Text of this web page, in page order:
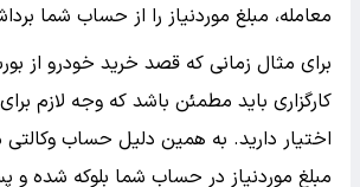
معامله، مبلغ موردنیاز را از حساب شما
برای مثال زمانی که قصد خرید خودرو از
کارگزاری باید مطمئن باشد که وجه لازم
اختیار دارید. به همین دلیل حساب
مبلغ موردنیاز در حساب شما بلوکه شده و